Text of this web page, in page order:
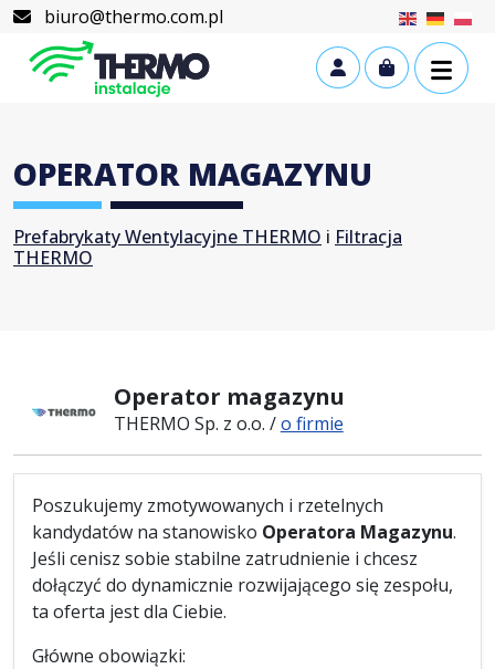
biuro@thermo.com.pl
Skip to content
Skip to footer
Account
Cart
OPERATOR MAGAZYNU
Prefabrykaty Wentylacyjne THERMO i Filtracja
THERMO
Operator magazynu
THERMO Sp. z o.o. /o firmie
Poszukujemy zmotywowanych i rzetelnych
kandydatów na stanowisko Operatora Magazynu.
Jeśli cenisz sobie stabilne zatrudnienie i chcesz
dołączyć do dynamicznie rozwijającego się zespołu,
ta oferta jest dla Ciebie.
Główne obowiązki: